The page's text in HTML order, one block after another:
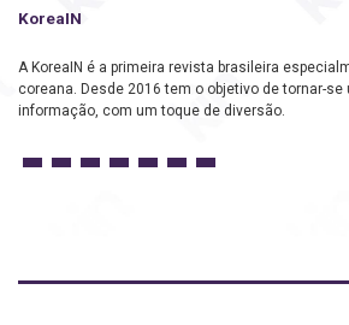
KoreaIN
A KoreaIN é a primeira revista brasileira
coreana. Desde 2016 tem o objetivo de tornar-
informação, com um toque de diversão.